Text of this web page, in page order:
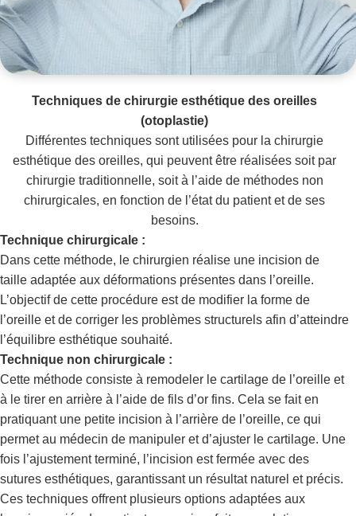
Techniques de chirurgie esthétique des oreilles
(otoplastie)
Différentes techniques sont utilisées pour la chirurgie
esthétique des oreilles, qui peuvent être réalisées soit par
chirurgie traditionnelle, soit à l’aide de méthodes non
chirurgicales, en fonction de l’état du patient et de ses
besoins.
Technique chirurgicale :
Dans cette méthode, le chirurgien réalise une incision de
taille adaptée aux déformations présentes dans l’oreille.
L’objectif de cette procédure est de modifier la forme de
l’oreille et de corriger les problèmes structurels afin d’atteindre
l’équilibre esthétique souhaité.
Technique non chirurgicale :
Cette méthode consiste à remodeler le cartilage de l’oreille et
à le tirer en arrière à l’aide de fils d’or fins. Cela se fait en
pratiquant une petite incision à l’arrière de l’oreille, ce qui
permet au médecin de manipuler et d’ajuster le cartilage. Une
fois l’ajustement terminé, l’incision est fermée avec des
sutures esthétiques, garantissant un résultat naturel et précis.
Ces techniques offrent plusieurs options adaptées aux